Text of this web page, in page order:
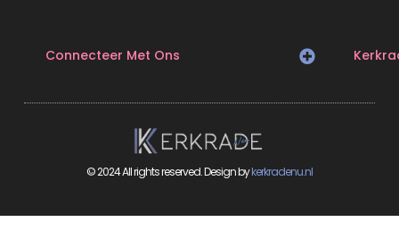
Connecteer Met Ons
© 2024 All rights reserved. Design bykerkradenu.nl